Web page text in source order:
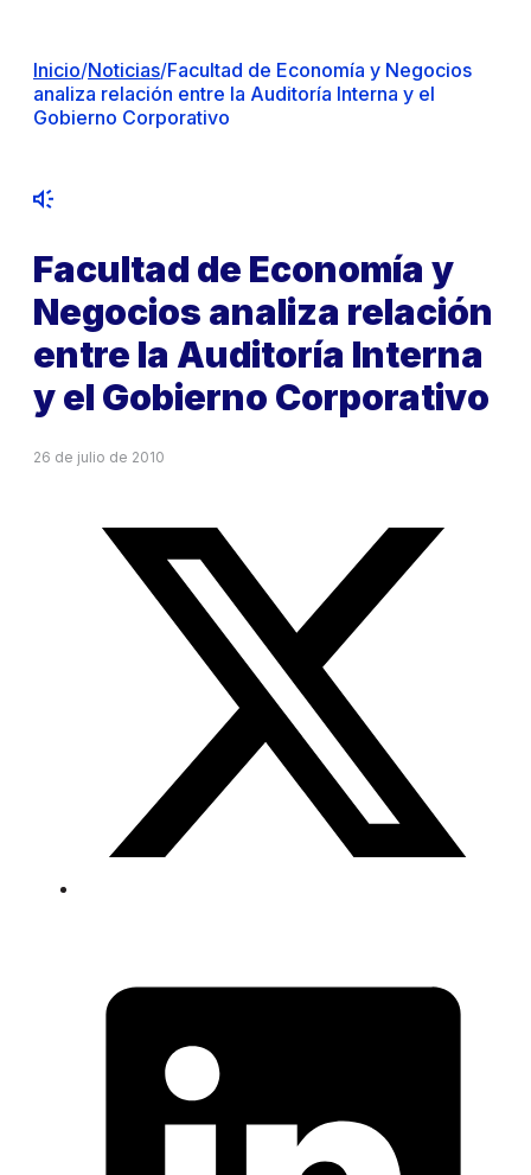
Inicio/Noticias/Facultad de Economía y Negocios
analiza relación entre la Auditoría Interna y el
Gobierno Corporativo
Facultad de Economía y
Negocios analiza relación
entre la Auditoría Interna
y el Gobierno Corporativo
26 de julio de 2010